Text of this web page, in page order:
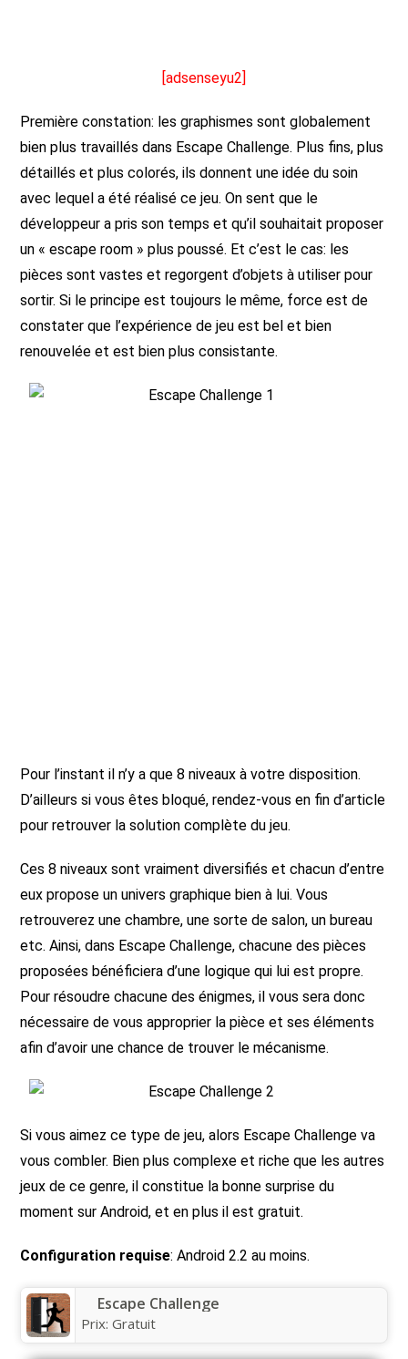
[adsenseyu2]
Première constation: les graphismes sont globalement
bien plus travaillés dans Escape Challenge. Plus fins, plus
détaillés et plus colorés, ils donnent une idée du soin
avec lequel a été réalisé ce jeu. On sent que le
développeur a pris son temps et qu’il souhaitait proposer
un « escape room » plus poussé. Et c’est le cas: les
pièces sont vastes et regorgent d’objets à utiliser pour
sortir. Si le principe est toujours le même, force est de
constater que l’expérience de jeu est bel et bien
renouvelée et est bien plus consistante.
Pour l’instant il n’y a que 8 niveaux à votre disposition.
D’ailleurs si vous êtes bloqué, rendez-vous en fin d’article
pour retrouver la solution complète du jeu.
Ces 8 niveaux sont vraiment diversifiés et chacun d’entre
eux propose un univers graphique bien à lui. Vous
retrouverez une chambre, une sorte de salon, un bureau
etc. Ainsi, dans Escape Challenge, chacune des pièces
proposées bénéficiera d’une logique qui lui est propre.
Pour résoudre chacune des énigmes, il vous sera donc
nécessaire de vous approprier la pièce et ses éléments
afin d’avoir une chance de trouver le mécanisme.
Si vous aimez ce type de jeu, alors Escape Challenge va
vous combler. Bien plus complexe et riche que les autres
jeux de ce genre, il constitue la bonne surprise du
moment sur Android, et en plus il est gratuit.
Configuration requise: Android 2.2 au moins.
Escape Challenge
Prix:Gratuit